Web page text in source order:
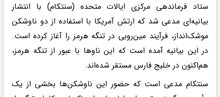
ستاد فرماندهی مرکزی ایالات متحده (سنتکام) با انتشار
بیانیه‌ای مدعی شد که ارتش آمریکا با استفاده از دو ناوشکن
موشک‌انداز، فرآیند مین‌روبی در تنگه هرمز را آغاز کرده است.
در این بیانیه آمده است که این ناوها با عبور از تنگه هرمز،
هم‌اکنون در خلیج فارس مستقر شده‌اند.
سنتکام مدعی است که حضور این ناوشکن‌ها بخشی از یک